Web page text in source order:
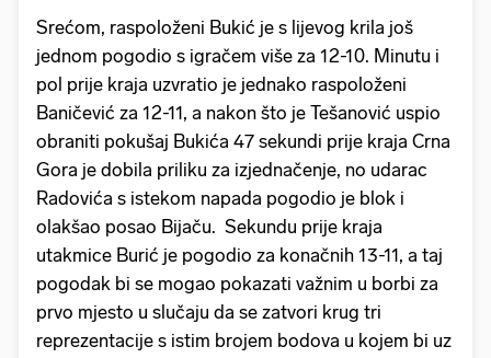
Srećom, raspoloženi Bukić je s lijevog krila još
jednom pogodio s igračem više za 12-10. Minutu i
pol prije kraja uzvratio je jednako raspoloženi
Baničević za 12-11, a nakon što je Tešanović uspio
obraniti pokušaj Bukića 47 sekundi prije kraja Crna
Gora je dobila priliku za izjednačenje, no udarac
Radovića s istekom napada pogodio je blok i
olakšao posao Bijaču. Sekundu prije kraja
utakmice Burić je pogodio za konačnih 13-11, a taj
pogodak bi se mogao pokazati važnim u borbi za
prvo mjesto u slučaju da se zatvori krug tri
reprezentacije s istim brojem bodova u kojem bi uz